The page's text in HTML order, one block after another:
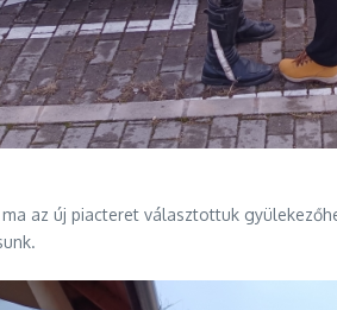
az új piacteret választottuk